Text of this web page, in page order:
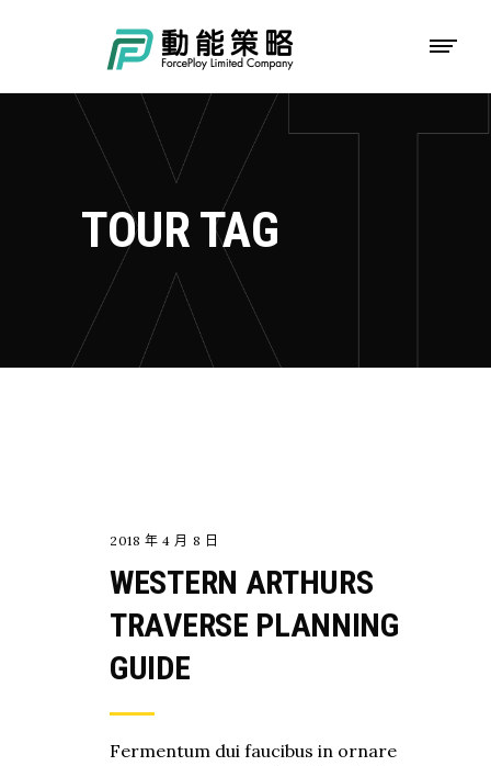
TOUR TAG
2018 年 4 月 8 日
WESTERN ARTHURS
TRAVERSE PLANNING
GUIDE
Fermentum dui faucibus in ornare